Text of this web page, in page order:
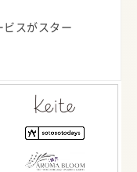
ビスがスター
ネス）マック
トしました。
トしました。